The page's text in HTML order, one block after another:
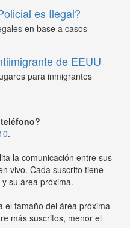
es Ilegal?
en base a casos
de EEUU
para inmigrantes
.
la comunicación entre sus
vivo. Cada suscrito tiene
su área próxima.
el tamaño del área próxima
más suscritos, menor el